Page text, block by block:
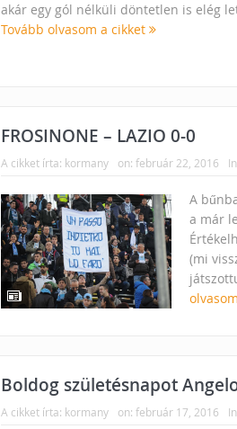
akár egy gól nélküli döntetlen is elég
Tovább olvasom a cikket
FROSINONE – LAZIO 0-0
A cikket írta: kormany on: február 22, 2016
A
a már
(mi
Boldog születésnapot
A cikket írta: kormany on: február 17, 2016